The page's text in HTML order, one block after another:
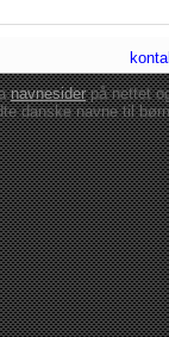
navnesiderpå nettet
danskenavne til børn